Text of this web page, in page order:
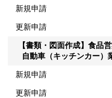
せっかく許認可を申請しようと
新規申請
更新申請
【書類・図面作成】食品
自動車（キッチンカー）
新規申請
更新申請